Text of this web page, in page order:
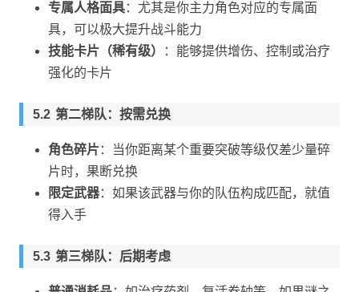
专属人格面具：尤其是你主力角色对应的专属面
具，可以极大提升战斗能力
技能卡片（稀有级）
：能够提供增伤、控制或治疗
强化的卡片
第二梯队：按需兑换
角色碎片 ：当你距离某个重要突破等级仅差少量碎
片时，果断兑换
限定武器：如果该武器与你的队伍构成匹配，就值
得入手
第三梯队：后期考虑